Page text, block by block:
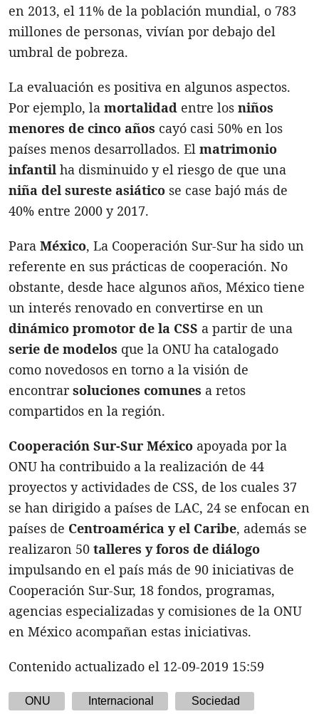
en 2013, el 11% de la población mundial, o 783
millones de personas, vivían por debajo del
umbral de pobreza.
La evaluación es positiva en algunos aspectos.
Por ejemplo, la mortalidad entre los niños
menores de cinco años cayó casi 50% en los
países menos desarrollados. El matrimonio
infantil ha disminuido y el riesgo de que una
niña del sureste asiático se case bajó más de
40% entre 2000 y 2017.
Para México, La Cooperación Sur-Sur ha sido un
referente en sus prácticas de cooperación. No
obstante, desde hace algunos años, México tiene
un interés renovado en convertirse en un
dinámico promotor de la CSS a partir de una
serie de modelos que la ONU ha catalogado
como novedosos en torno a la visión de
encontrarsoluciones comunes a retos
compartidos en la región.
Cooperación Sur-Sur México apoyada por la
ONU ha contribuido a la realización de 44
proyectos y actividades de CSS, de los cuales 37
se han dirigido a países de LAC, 24 se enfocan en
países de Centroamérica y el Caribe, además se
realizaron 50 talleres y foros de diálogo
impulsando en el país más de 90 iniciativas de
Cooperación Sur-Sur, 18 fondos, programas,
agencias especializadas y comisiones de la ONU
en México acompañan estas iniciativas.
Contenido actualizado el 12-09-2019 15:59
ONU Internacional Sociedad